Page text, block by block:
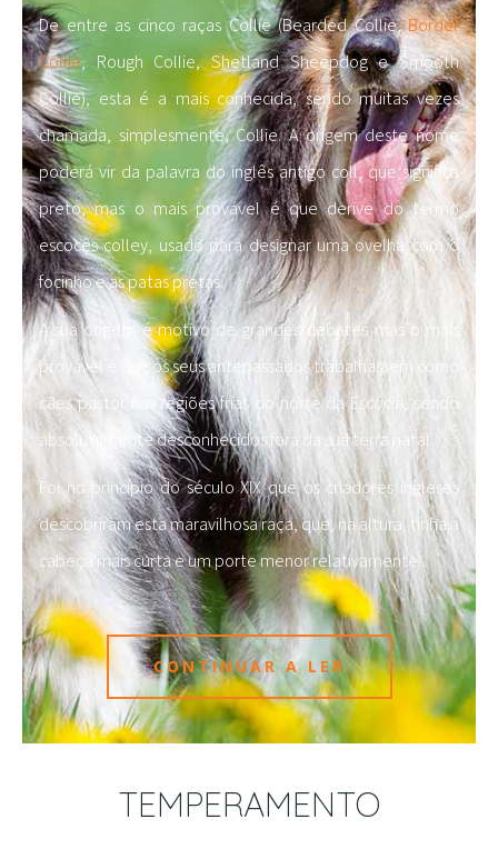
De entre as cinco raças Collie (Bearded Collie,Border
Collie, Rough Collie, Shetland Sheepdog e Smooth
Collie), esta é a mais conhecida, sendo muitas vezes
chamada, simplesmente, Collie. A origem deste nome
poderá vir da palavra do inglês antigo coll, que significa
preto, mas o mais provável é que derive do termo
escocês colley, usado para designar uma ovelha com o
focinho e as patas pretas.
A sua origem é motivo de grandes debates mas o mais
provável é que os seus antepassados trabalhassem como
cães pastor nas regiões frias do norte da Escócia, sendo
absolutamente desconhecidos fora da sua terra natal.
Foi no princípio do século XIX que os criadores ingleses
descobriram esta maravilhosa raça, que, na altura, tinha a
cabeça mais curta e um porte menor relativamente ...
CONTINUAR A LER
TEMPERAMENTO